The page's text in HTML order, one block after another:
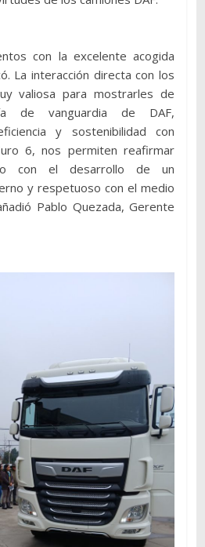
con la excelente acogida
La interacción directa con los
valiosa para mostrarles de
de vanguardia de DAF,
y sostenibilidad con
6, nos permiten reafirmar
con el desarrollo de un
y respetuoso con el medio
Pablo Quezada, Gerente